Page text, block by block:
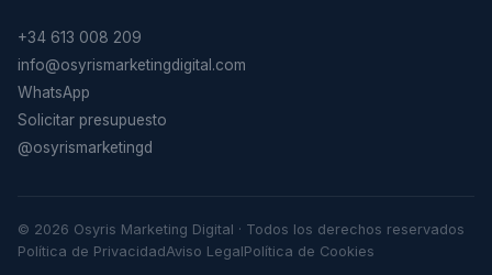
+34 613 008 209
info@osyrismarketingdigital.com
WhatsApp
Solicitar presupuesto
@osyrismarketingd
© 2026 Osyris Marketing Digital · Todos los derechos reservados
Política de PrivacidadAviso LegalPolítica de Cookies